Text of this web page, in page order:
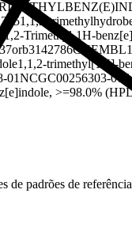
1,1,2-
Trimethyl-1H-
orb3142786
1,1,2-trimethyl[1H]-
01NCGC00256303-01
>=98.0%
padrões de